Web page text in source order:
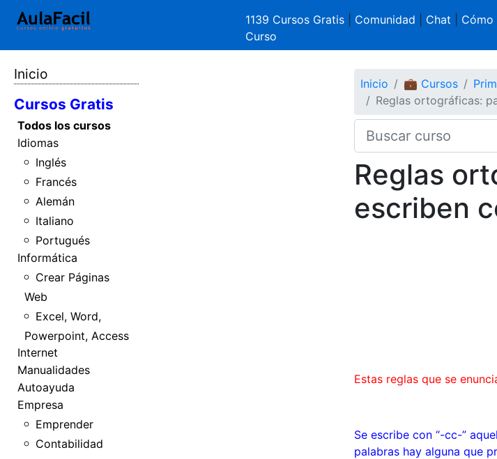
1139 Cursos Gratis Comunidad Chat Cómo
Curso
Inicio
Cursos Gratis
Todos los cursos
Idiomas
Inglés
Francés
Alemán
Italiano
Portugués
Informática
Crear Páginas
Web
Excel, Word,
Powerpoint, Access
Internet
Manualidades
Autoayuda
Empresa
Emprender
Contabilidad
Inicio 💼 Cursos
Reglas ortográficas:
Reglas
escriben
Estas reglas que se
Se escribe con “-cc-”
palabras hay alguna que